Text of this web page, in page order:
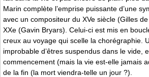
Marin complète l’emprise puissante d’une
avec un compositeur du XVe siècle (Gilles
XXe (Gavin Bryars). Celui-ci est mis en
creux au voyage qui scelle la chorégraphie.
improbable d’êtres suspendus dans le vide,
commencement (mais la vie est-elle jamais
de la fin (la mort viendra-telle un jour ?).